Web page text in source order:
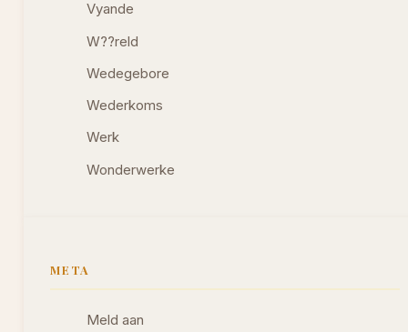
Vyande
W??reld
Wedegebore
Wederkoms
Werk
Wonderwerke
META
Meld aan